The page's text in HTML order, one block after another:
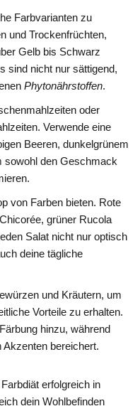
Farbvarianten zu
und Trockenfrüchten,
Gelb bis Schwarz
sind nicht nur sättigend,
Phytonährstoffen.
oder
Verwende eine
Beeren, dunkelgrünem
sowohl den Geschmack
von Farben bieten. Rote
grüner Rucola
Salat nicht nur optisch
deine tägliche
und Kräutern, um
Vorteile zu erhalten.
hinzu, während
bereichert.
erfolgreich in
dein Wohlbefinden